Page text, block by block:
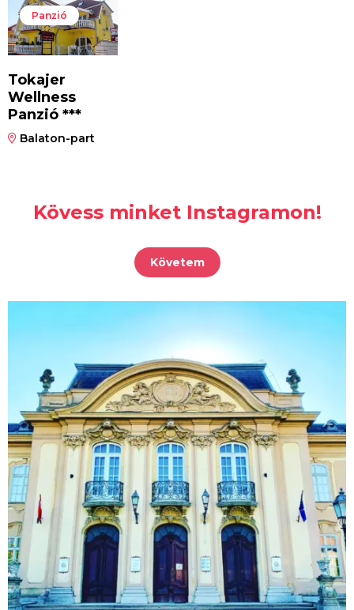
Panzió
Tokajer
Wellness
Panzió ***
Balaton-part
Kövess minket Instagramon!
Követem